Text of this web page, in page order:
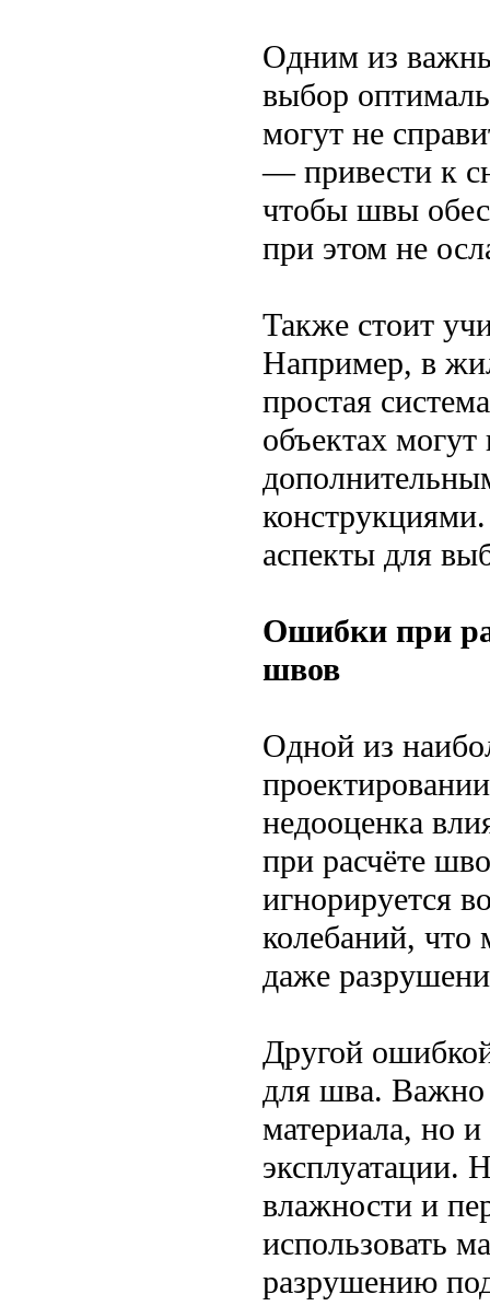
Одним из
выбор
могут не
— привести к
чтобы швы
при этом не
Также стоит
Например, в
простая
объектах
аспекты для
Ошибки при
швов
Одной из
недооценка
при расчёте
игнорируется
колебаний,
даже
Другой
для шва. Важно
материала, но и
эксплуатации.
влажности и
использовать
разрушению